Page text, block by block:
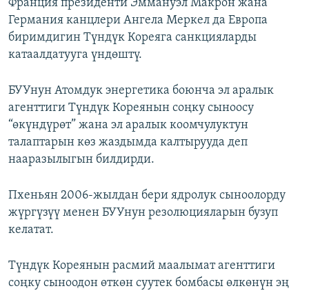
Франция президенти Эммануэл Макрон жана
Германия канцлери Ангела Меркел да Европа
биримдигин Түндүк Кореяга санкцияларды
катаалдатууга үндөштү.
БУУнун Атомдук энергетика боюнча эл аралык
агенттиги Түндүк Кореянын соңку сыноосу
“өкүндүрөт” жана эл аралык коомчулуктун
талаптарын көз жаздымда калтырууда деп
нааразылыгын билдирди.
Пхеньян 2006-жылдан бери ядролук сыноолорду
жүргүзүү менен БУУнун резолюцияларын бузуп
келатат.
Түндүк Кореянын расмий маалымат агенттиги
соңку сыноодон өткөн суутек бомбасы өлкөнүн эң